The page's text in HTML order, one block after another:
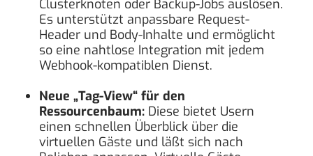
Clusterknoten oder Backup-Jobs auslösen.
Es unterstützt anpassbare Request-
Header und Body-Inhalte und ermöglicht
so eine nahtlose Integration mit jedem
Webhook-kompatiblen Dienst.
Neue „Tag-View“ für den
Ressourcenbaum: Diese bietet Usern
einen schnellen Überblick über die
virtuellen Gäste und läßt sich nach